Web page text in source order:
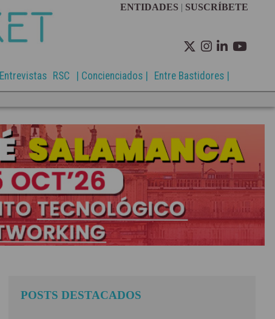
ENTIDADES | SUSCRÍBETE
Entrevistas RSC | Concienciados | Entre Bastidores |
POSTS DESTACADOS